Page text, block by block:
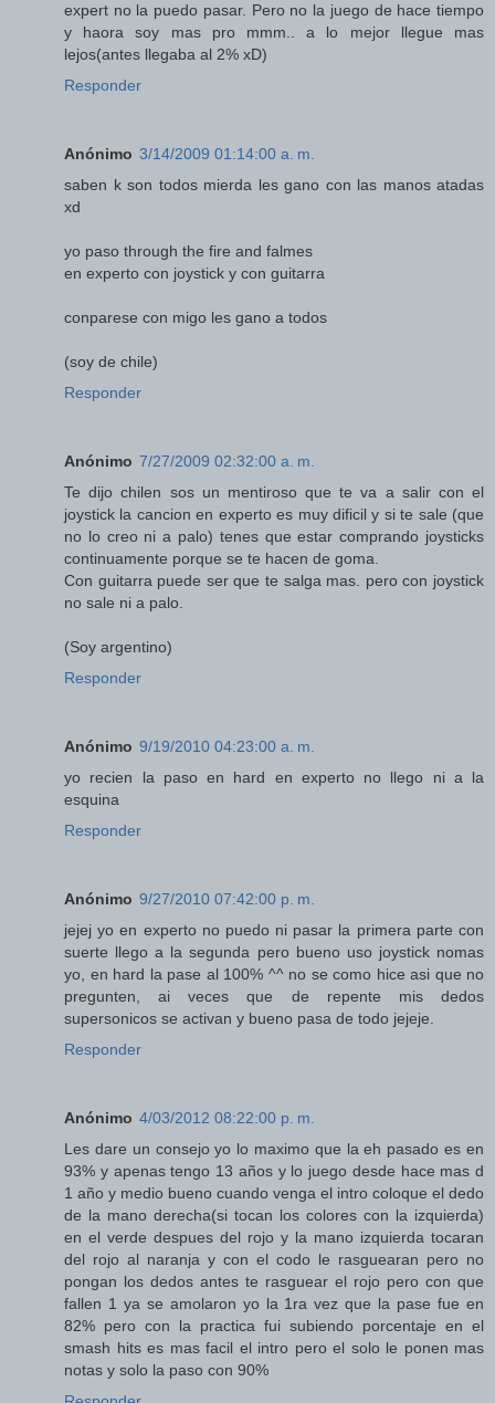
expert no la puedo pasar. Pero no la juego de hace tiempo
y haora soy mas pro mmm.. a lo mejor llegue mas
lejos(antes llegaba al 2% xD)
Responder
Anónimo 3/14/2009 01:14:00 a. m.
saben k son todos mierda les gano con las manos atadas
xd
yo paso through the fire and falmes
en experto con joystick y con guitarra
conparese con migo les gano a todos
(soy de chile)
Responder
Anónimo 7/27/2009 02:32:00 a. m.
Te dijo chilen sos un mentiroso que te va a salir con el
joystick la cancion en experto es muy dificil y si te sale (que
no lo creo ni a palo) tenes que estar comprando joysticks
continuamente porque se te hacen de goma.
Con guitarra puede ser que te salga mas. pero con joystick
no sale ni a palo.
(Soy argentino)
Responder
Anónimo 9/19/2010 04:23:00 a. m.
yo recien la paso en hard en experto no llego ni a la
esquina
Responder
Anónimo 9/27/2010 07:42:00 p. m.
jejej yo en experto no puedo ni pasar la primera parte con
suerte llego a la segunda pero bueno uso joystick nomas
yo, en hard la pase al 100% ^^ no se como hice asi que no
pregunten, ai veces que de repente mis dedos
supersonicos se activan y bueno pasa de todo jejeje.
Responder
Anónimo 4/03/2012 08:22:00 p. m.
Les dare un consejo yo lo maximo que la eh pasado es en
93% y apenas tengo 13 años y lo juego desde hace mas d
1 año y medio bueno cuando venga el intro coloque el dedo
de la mano derecha(si tocan los colores con la izquierda)
en el verde despues del rojo y la mano izquierda tocaran
del rojo al naranja y con el codo le rasguearan pero no
pongan los dedos antes te rasguear el rojo pero con que
fallen 1 ya se amolaron yo la 1ra vez que la pase fue en
82% pero con la practica fui subiendo porcentaje en el
smash hits es mas facil el intro pero el solo le ponen mas
notas y solo la paso con 90%